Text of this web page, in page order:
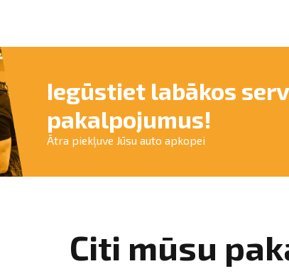
Iegūstiet labākos
pakalpojumus!
Ātra piekļuve Jūsu auto apkopei
Citi mūsu